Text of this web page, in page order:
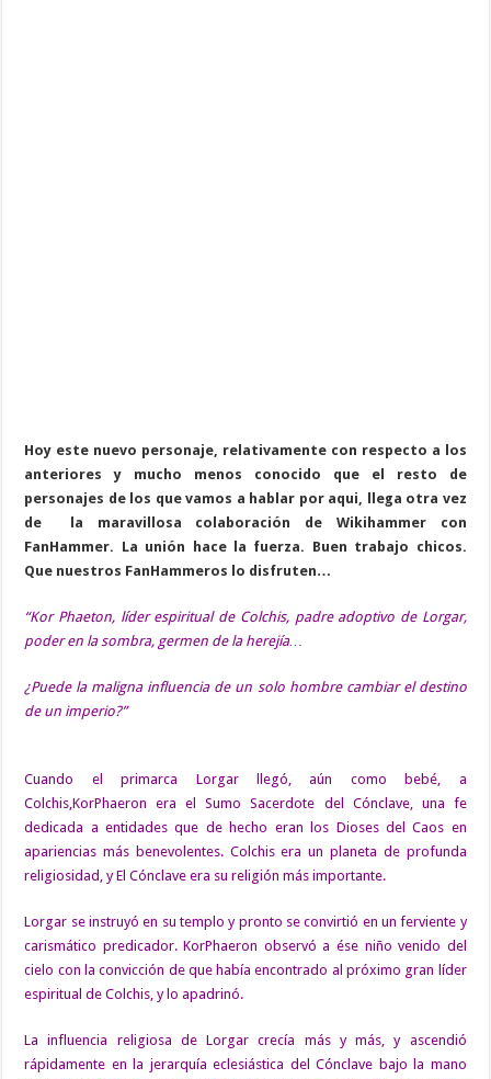
Hoy este nuevo personaje, relativamente con respecto a los
anteriores y mucho menos conocido que el resto de
personajes de los que vamos a hablar por aqui, llega otra vez
de la maravillosa colaboración de Wikihammer con
FanHammer. La unión hace la fuerza. Buen trabajo chicos.
Que nuestros FanHammeros lo disfruten…
“Kor Phaeton, líder espiritual de Colchis, padre adoptivo de Lorgar,
poder en la sombra, germen de la herejía…
¿Puede la maligna influencia de un solo hombre cambiar el destino
de un imperio?”
Cuando el primarca Lorgar llegó, aún como bebé, a
Colchis,KorPhaeron era el Sumo Sacerdote del Cónclave, una fe
dedicada a entidades que de hecho eran los Dioses del Caos en
apariencias más benevolentes. Colchis era un planeta de profunda
religiosidad, y El Cónclave era su religión más importante.
Lorgar se instruyó en su templo y pronto se convirtió en un ferviente y
carismático predicador. KorPhaeron observó a ése niño venido del
cielo con la convicción de que había encontrado al próximo gran líder
espiritual de Colchis, y lo apadrinó.
La influencia religiosa de Lorgar crecía más y más, y ascendió
rápidamente en la jerarquía eclesiástica del Cónclave bajo la mano